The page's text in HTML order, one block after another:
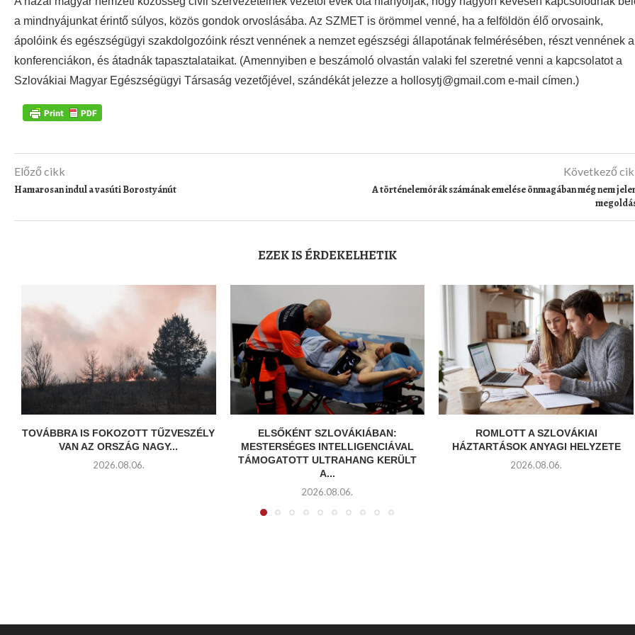
a mindnyájunkat érintő súlyos, közös gondok orvoslásába. Az SZMET is örömmel venné, ha a felföldön élő orvosaink,
ápolóink és egészségügyi szakdolgozóink részt vennének a nemzet egészségi állapotának felmérésében, részt vennének a
konferenciákon, és átadnák tapasztalataikat. (Amennyiben e beszámoló olvastán valaki fel szeretné venni a kapcsolatot a
Szlovákiai Magyar Egészségügyi Társaság vezetőjével, szándékát jelezze a hollosytj@gmail.com e-mail címen.)
Előző cikk
Hamarosan indul a vasúti Borostyánút
Következő
A történelemórák számának emelése önmagában még nem
EZEK IS ÉRDEKELHETIK
TOVÁBBRA IS FOKOZOTT TŰZVESZÉLY
VAN AZ ORSZÁG NAGY...
2026.08.06.
ELSŐKÉNT SZLOVÁKIÁBAN:
MESTERSÉGES INTELLIGENCIÁVAL
TÁMOGATOTT ULTRAHANG KERÜLT
A...
2026.08.06.
ROMLOTT A SZLOVÁKIAI
HÁZTARTÁSOK ANYAGI HELYZETE
2026.08.06.